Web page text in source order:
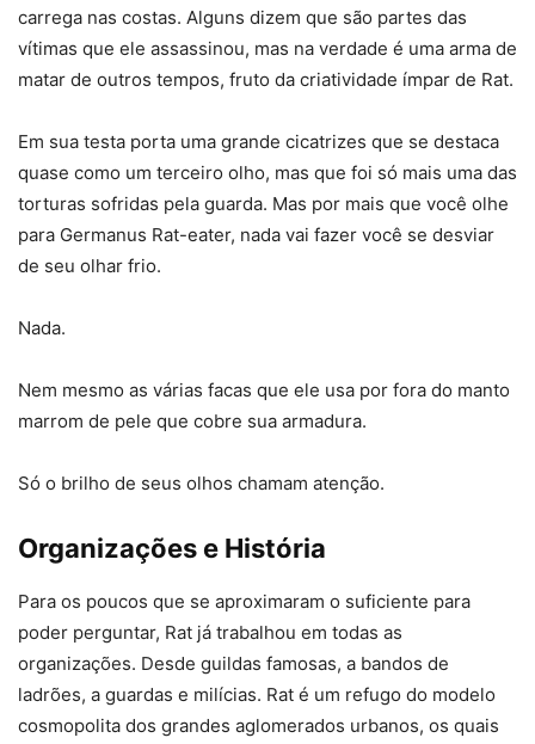
carrega nas costas. Alguns dizem que são partes das
vítimas que ele assassinou, mas na verdade é uma arma de
matar de outros tempos, fruto da criatividade ímpar de Rat.
Em sua testa porta uma grande cicatrizes que se destaca
quase como um terceiro olho, mas que foi só mais uma das
torturas sofridas pela guarda. Mas por mais que você olhe
para Germanus Rat-eater, nada vai fazer você se desviar
de seu olhar frio.
Nada.
Nem mesmo as várias facas que ele usa por fora do manto
marrom de pele que cobre sua armadura.
Só o brilho de seus olhos chamam atenção.
Organizações e História
Para os poucos que se aproximaram o suficiente para
poder perguntar, Rat já trabalhou em todas as
organizações. Desde guildas famosas, a bandos de
ladrões, a guardas e milícias. Rat é um refugo do modelo
cosmopolita dos grandes aglomerados urbanos, os quais